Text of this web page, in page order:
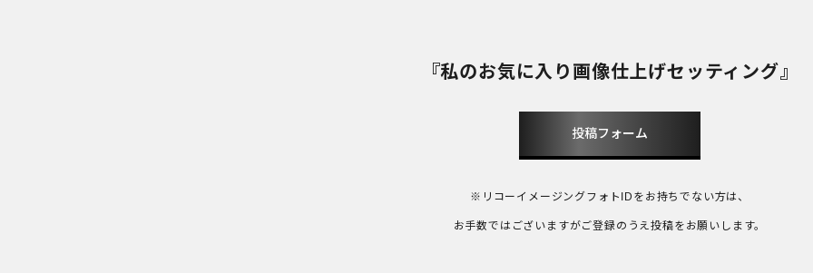
『私のお気に入り画像仕上げセッティング』
投稿フォーム
※リコーイメージングフォトIDをお持ちでない方は、
お手数ではございますがご登録のうえ投稿をお願いします。